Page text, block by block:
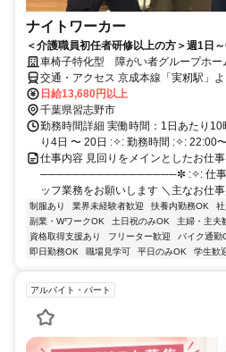
ナイトワーカー
＜介護職員初任者研修以上の方＞週1日
車椅子特化型 障がい者グループホー
交通・アクセス 京成本線「実籾駅」
日給13,680円以上
千葉県習志野市
勤務時間詳細 実働時間：1日あたり
り4日 〜 20日 :✧: 勤務時間 :✧: 22:00
仕事内容 見回りをメインとしたお仕
─────────────────✼ :✧: 仕事内
ッフ業務をお願いします ＼主なお仕
制服あり 業界未経験者歓迎 扶養内勤務OK
副業・WワークOK
土日祝のみOK 主婦・主夫
資格取得支援あり
フリーター歓迎 バイク通勤
即日勤務OK
職場見学可 平日のみOK 学生歓
アルバイト・パート